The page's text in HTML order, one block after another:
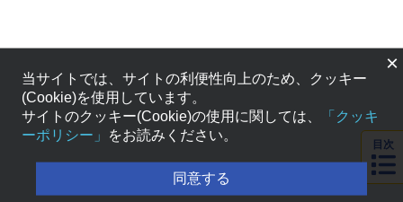
目次
×
当サイトでは、サイトの利便性向上のため、クッキー
(Cookie)を使用しています。
サイトのクッキー(Cookie)の使用に関しては、
「クッキ
ーポリシー」
をお読みください。
同意する